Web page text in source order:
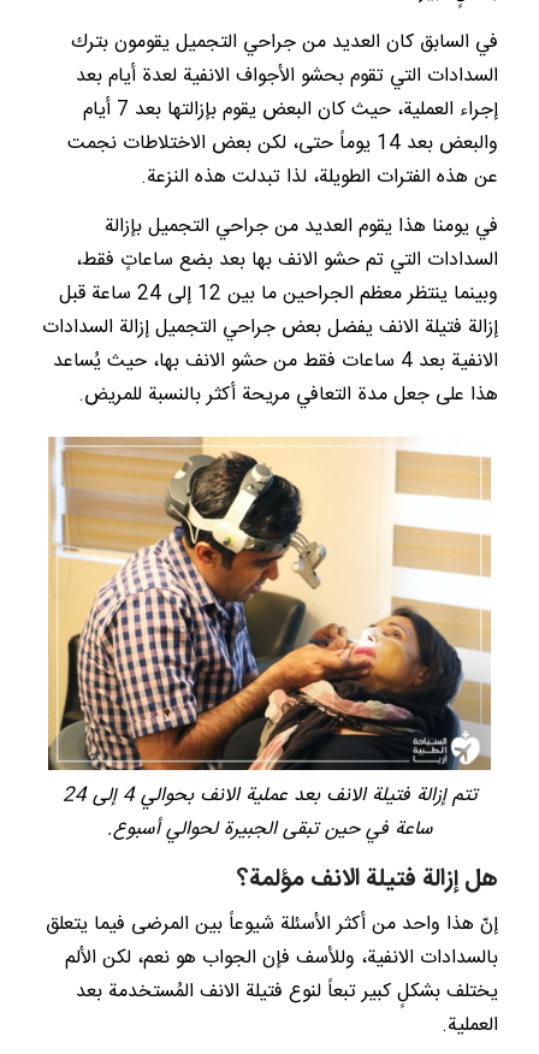
في السابق كان العديد من جراحي التجميل يقومون بترك
السدادات التي تقوم بحشو الأجواف الانفية لعدة أيام بعد
إجراء العملية، حيث كان البعض يقوم بإزالتها بعد 7 أيام
والبعض بعد 14 يوماً حتى، لكن بعض الاختلاطات نجمت
عن هذه الفترات الطويلة، لذا تبدلت هذه النزعة.
في يومنا هذا يقوم العديد من جراحي التجميل بإزالة
السدادات التي تم حشو الانف بها بعد بضع ساعاتٍ فقط،
وبينما ينتظر معظم الجراحين ما بين 12 إلى 24 ساعة قبل
إزالة فتيلة الانف يفضل بعض جراحي التجميل إزالة السدادات
الانفية بعد 4 ساعات فقط من حشو الانف بها، حيث يُساعد
هذا على جعل مدة التعافي مريحة أكثر بالنسبة للمريض.
تتم إزالة فتيلة الانف بعد عملية الانف بحوالي 4 إلى 24
ساعة في حين تبقى الجبيرة لحوالي أسبوع.
هل إزالة فتيلة الانف مؤلمة؟
إنّ هذا واحد من أكثر الأسئلة شيوعاً بين المرضى فيما يتعلق
بالسدادات الانفية، وللأسف فإن الجواب هو نعم، لكن الألم
يختلف بشكلٍ كبير تبعاً لنوع فتيلة الانف المُستخدمة بعد
العملية.